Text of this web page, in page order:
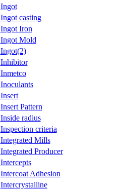
Ingot
Ingot casting
Ingot Iron
Ingot Mold
Ingot(2)
Inhibitor
Inmetco
Inoculants
Insert
Insert Pattern
Inside radius
Inspection criteria
Integrated Mills
Integrated Producer
Intercepts
Intercoat Adhesion
Intercrystalline